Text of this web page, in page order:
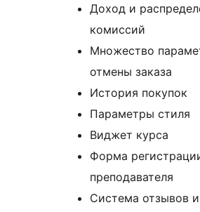
Доход и
комиссий
Множество
отмены заказа
История покупок
Параметры стиля
Виджет курса
Форма
преподавателя
Система отзывов